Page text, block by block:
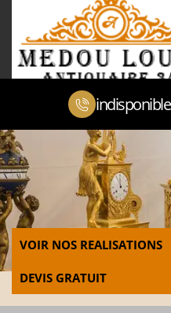
indisponible
VOIR NOS REALISATIONS
DEVIS GRATUIT